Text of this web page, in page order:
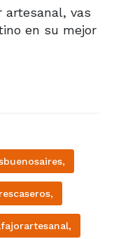
artesanal, vas
en su mejor